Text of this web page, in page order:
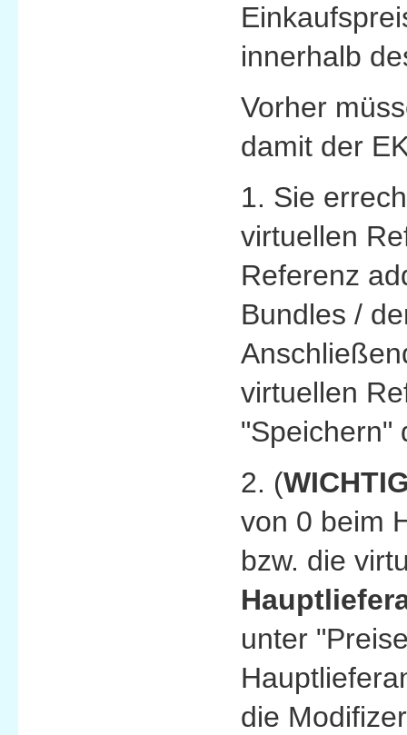
innerhalb
Vorher
damit der
1. Sie
virtuellen
Referenz
Bundles /
virtuellen
"Speichern"
2. (
von 0 beim
bzw. die
unter
die